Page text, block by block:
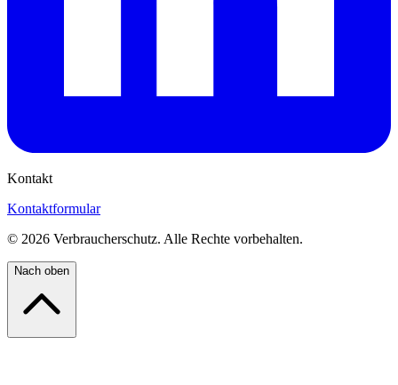
Kontakt
Kontaktformular
© 2026 Verbraucherschutz. Alle Rechte vorbehalten.
Nach oben